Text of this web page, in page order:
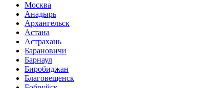
Москва
Анадырь
Архангельск
Астана
Астрахань
Барановичи
Барнаул
Биробиджан
Благовещенск